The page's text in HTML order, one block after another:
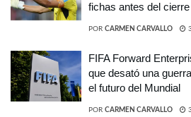
fichas antes del
POR CARMEN CARVALLO
FIFA Forward
que desató una
el futuro del Mundial
POR CARMEN CARVALLO